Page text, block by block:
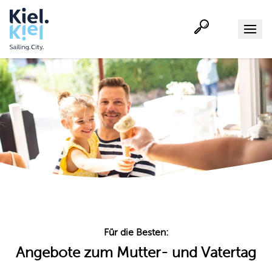
Für die Besten:
Angebote zum Mutter- und Vatertag